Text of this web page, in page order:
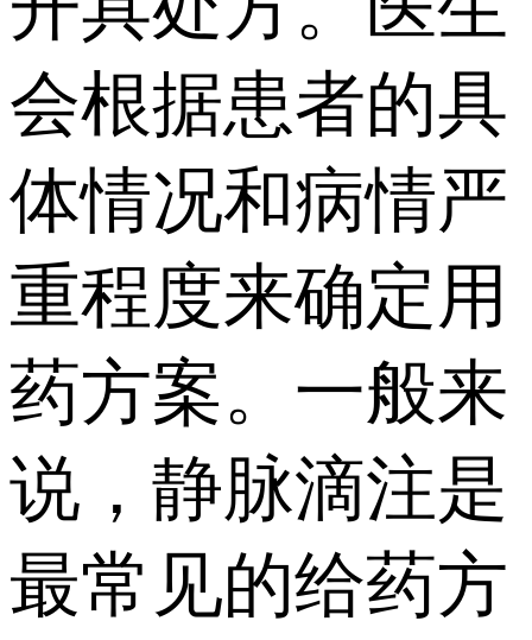
会根据患者的具
体情况和病情严
重程度来确定用
药方案。一般来
说，静脉滴注是
最常见的给药方